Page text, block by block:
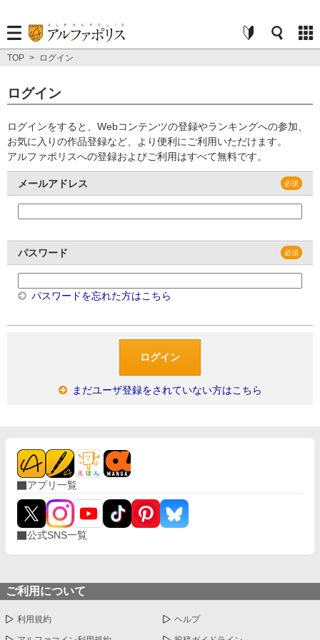
TOP > ログイン
ログイン
ログインをすると、Webコンテンツの登録やランキングへの参加、
お気に入りの作品登録など、より便利にご利用いただけます。
アルファポリスへの登録およびご利用はすべて無料です。
メールアドレス
パスワード
パスワードを忘れた方はこちら
まだユーザ登録をされていない方はこちら
アプリ一覧
公式SNS一覧
ご利用について
利用規約 ヘルプ